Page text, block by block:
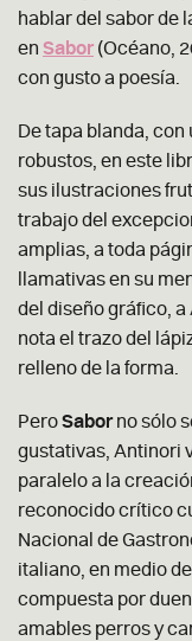
hablar del sabor de
en Sabor (Océano,
con gusto a poesía.
De tapa blanda,
robustos, en este
sus ilustraciones
trabajo del
amplias, a toda
llamativas en su
del diseño gráfico,
nota el trazo del
relleno de la forma.
PeroSaborno sólo
gustativas, Antinori
paralelo a la
reconocido crítico
Nacional de
italiano, en medio
compuesta por
amables perros y